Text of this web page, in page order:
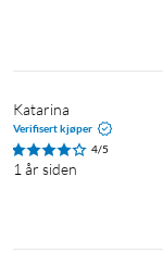
Katarina
Verifisert kjøper
4/5
1 år siden